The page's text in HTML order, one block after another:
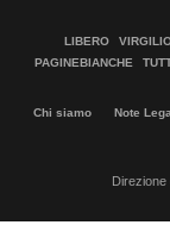
LIBERO
PAGINEBIANCHE
Chi siamo Note
Direzione